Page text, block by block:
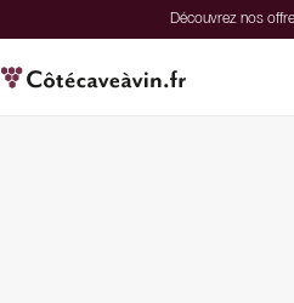
Découvrez nos